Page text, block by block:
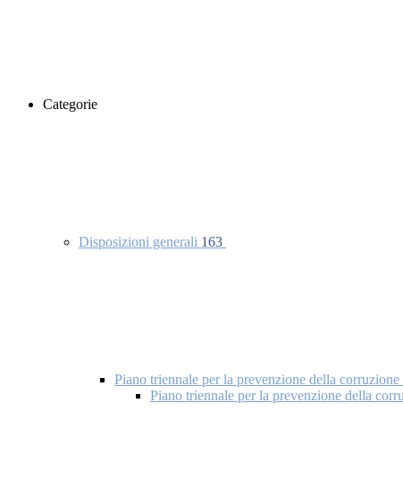
Categorie
Disposizioni generali 163
Piano triennale per la prevenzione della corruzione
Piano triennale per la prevenzione della